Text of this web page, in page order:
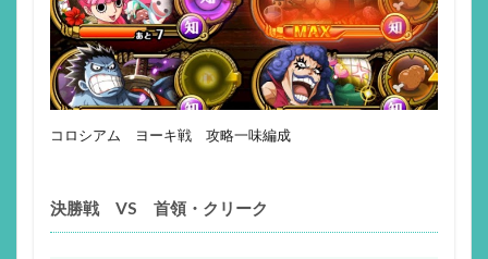
コロシアム ヨーキ戦 攻略一味編成
決勝戦 VS 首領・クリーク